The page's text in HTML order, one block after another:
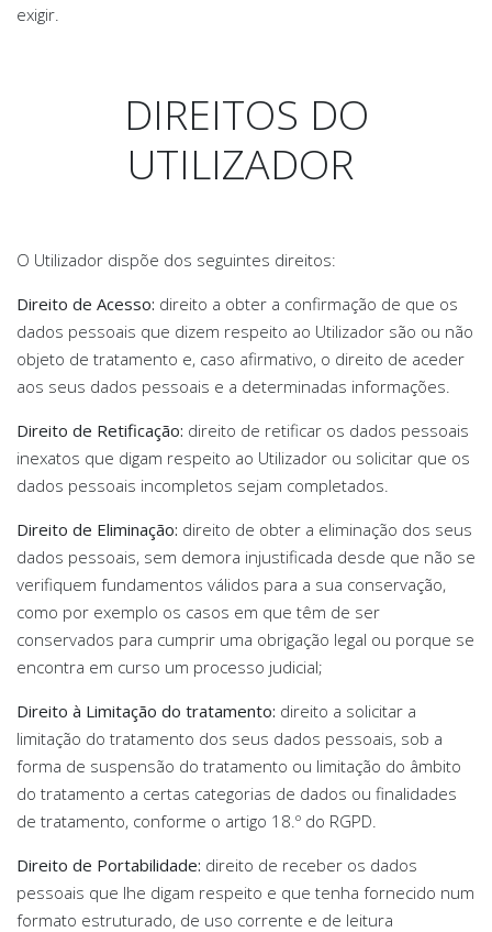
exigir.
DIREITOS DO
UTILIZADOR
O Utilizador dispõe dos seguintes direitos:
Direito de Acesso: direito a obter a confirmação de que os
dados pessoais que dizem respeito ao Utilizador são ou não
objeto de tratamento e, caso afirmativo, o direito de aceder
aos seus dados pessoais e a determinadas informações.
Direito de Retificação: direito de retificar os dados pessoais
inexatos que digam respeito ao Utilizador ou solicitar que os
dados pessoais incompletos sejam completados.
Direito de Eliminação: direito de obter a eliminação dos seus
dados pessoais, sem demora injustificada desde que não se
verifiquem fundamentos válidos para a sua conservação,
como por exemplo os casos em que têm de ser
conservados para cumprir uma obrigação legal ou porque se
encontra em curso um processo judicial;
Direito à Limitação do tratamento: direito a solicitar a
limitação do tratamento dos seus dados pessoais, sob a
forma de suspensão do tratamento ou limitação do âmbito
do tratamento a certas categorias de dados ou finalidades
de tratamento, conforme o artigo 18.º do RGPD.
Direito de Portabilidade: direito de receber os dados
pessoais que lhe digam respeito e que tenha fornecido num
formato estruturado, de uso corrente e de leitura